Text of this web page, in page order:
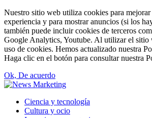
Nuestro sitio web utiliza cookies para mejorar
experiencia y para mostrar anuncios (si los
también puede incluir cookies de terceros
Google Analytics, Youtube. Al utilizar el sitio
uso de cookies. Hemos actualizado nuestra
Haga clic en el botón para consultar nuestra
Ok, De acuerdo
Ciencia y tecnología
Cultura y ocio